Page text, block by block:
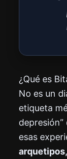
¿Qué es
No es un
etiqueta
depresión”
esas